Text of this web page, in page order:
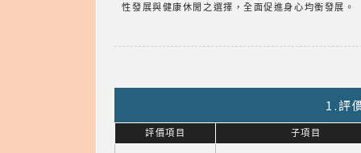
性發展與健康休閒之選擇，全面促進身心均衡發展。
1.評
評價項目 子項目